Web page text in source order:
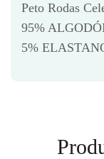
Peto Rodas
95%
5%